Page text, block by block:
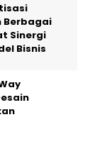
Berbagai
Sinergi
Bisnis